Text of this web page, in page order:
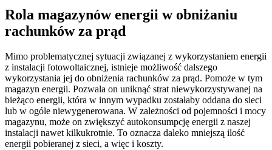
Rola magazynów energii w obniżaniu
rachunków za prąd
Mimo problematycznej sytuacji związanej z wykorzystaniem energii
z instalacji fotowoltaicznej, istnieje możliwość dalszego
wykorzystania jej do obniżenia rachunków za prąd. Pomoże w tym
magazyn energii. Pozwala on uniknąć strat niewykorzystywanej na
bieżąco energii, która w innym wypadku zostałaby oddana do sieci
lub w ogóle niewygenerowana. W zależności od pojemności i mocy
magazynu, może on zwiększyć autokonsumpcję energii z naszej
instalacji nawet kilkukrotnie. To oznacza daleko mniejszą ilość
energii pobieranej z sieci, a więc i koszty.